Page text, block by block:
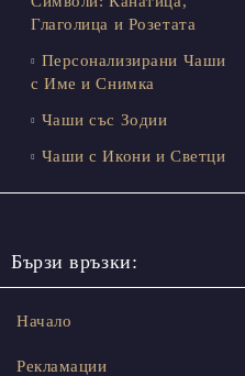
Глаголица и Розетата
Персонализирани Чаши
с Име и Снимка
Чаши със Зодии
Чаши с Икони и Светци
Бързи връзки:
Начало
Рекламации